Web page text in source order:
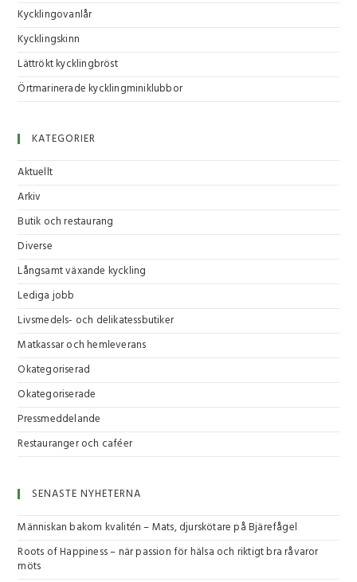
Kycklingovanlår
Kycklingskinn
Lättrökt kycklingbröst
Örtmarinerade kycklingminiklubbor
KATEGORIER
Aktuellt
Arkiv
Butik och restaurang
Diverse
Långsamt växande kyckling
Lediga jobb
Livsmedels- och delikatessbutiker
Matkassar och hemleverans
Okategoriserad
Okategoriserade
Pressmeddelande
Restauranger och caféer
SENASTE NYHETERNA
Människan bakom kvalitén – Mats, djurskötare på Bjärefågel
Roots of Happiness – när passion för hälsa och riktigt bra råvaror
möts